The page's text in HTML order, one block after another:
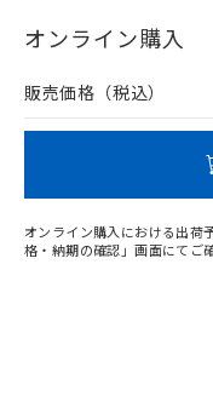
在庫等で未対応品が
問い合わせください。
オンライン購入
販売価格（税込）
オンライン購入における出荷
格・納期の確認」画面にてご